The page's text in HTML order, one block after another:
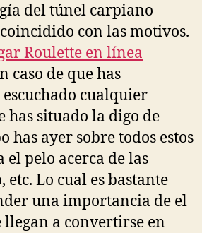
del túnel carpiano
con las motivos.
Roulette en línea
caso de que has
cualquier
has situado la digo de
has ayer sobre todos estos
pelo acerca de las
Lo cual es bastante
una importancia de el
a convertirse en